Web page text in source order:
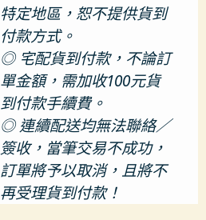
特定地區，恕不提供貨到
付款方式。
◎ 宅配貨到付款，不論訂
單金額，需加收100元貨
到付款手續費。
◎ 連續配送均無法聯絡／
簽收，當筆交易不成功，
訂單將予以取消，且將不
再受理貨到付款！